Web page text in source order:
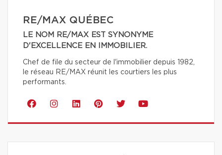
RE/MAX QUÉBEC
LE NOM RE/MAX EST SYNONYME
D'EXCELLENCE EN IMMOBILIER.
Chef de file du secteur de l'immobilier depuis 1982,
le réseau RE/MAX réunit les courtiers les plus
performants.